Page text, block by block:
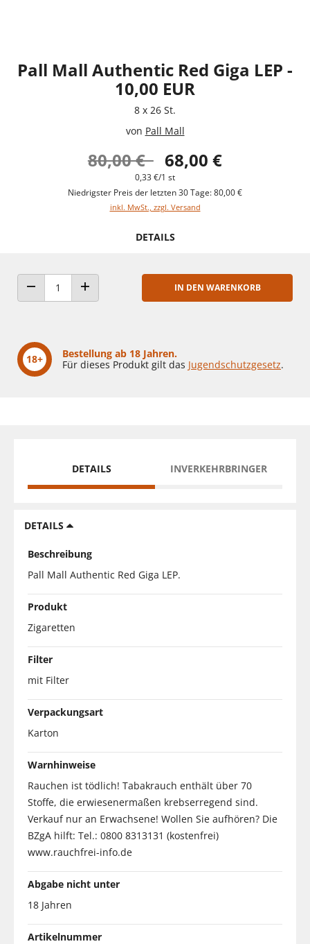
Pall Mall Authentic Red Giga LEP -
10,00 EUR
8 x 26 St.
von Pall Mall
80,00 € 68,00 €
0,33 €/1 st
Niedrigster Preis der letzten 30 Tage: 80,00 €
inkl. MwSt., zzgl. Versand
DETAILS
ANZAHL VERRINGERNANZAHL ERHÖHEN
IN DEN WARENKORB
18+
Bestellung ab 18 Jahren.
Für dieses Produkt gilt das Jugendschutzgesetz.
DETAILS INVERKEHRBRINGER
DETAILS
Beschreibung
Pall Mall Authentic Red Giga LEP.
Produkt
Zigaretten
Filter
mit Filter
Verpackungsart
Karton
Warnhinweise
Rauchen ist tödlich! Tabakrauch enthält über 70
Stoffe, die erwiesenermaßen krebserregend sind.
Verkauf nur an Erwachsene! Wollen Sie aufhören? Die
BZgA hilft: Tel.: 0800 8313131 (kostenfrei)
www.rauchfrei-info.de
Abgabe nicht unter
18 Jahren
Artikelnummer